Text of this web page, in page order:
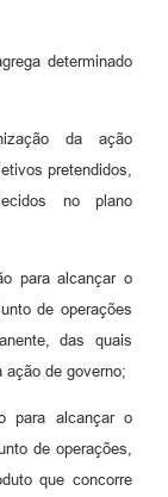
determinado
da ação
pretendidos,
no plano
para alcançar o
de operações
das quais
ação de governo;
para alcançar o
de operações,
que concorre